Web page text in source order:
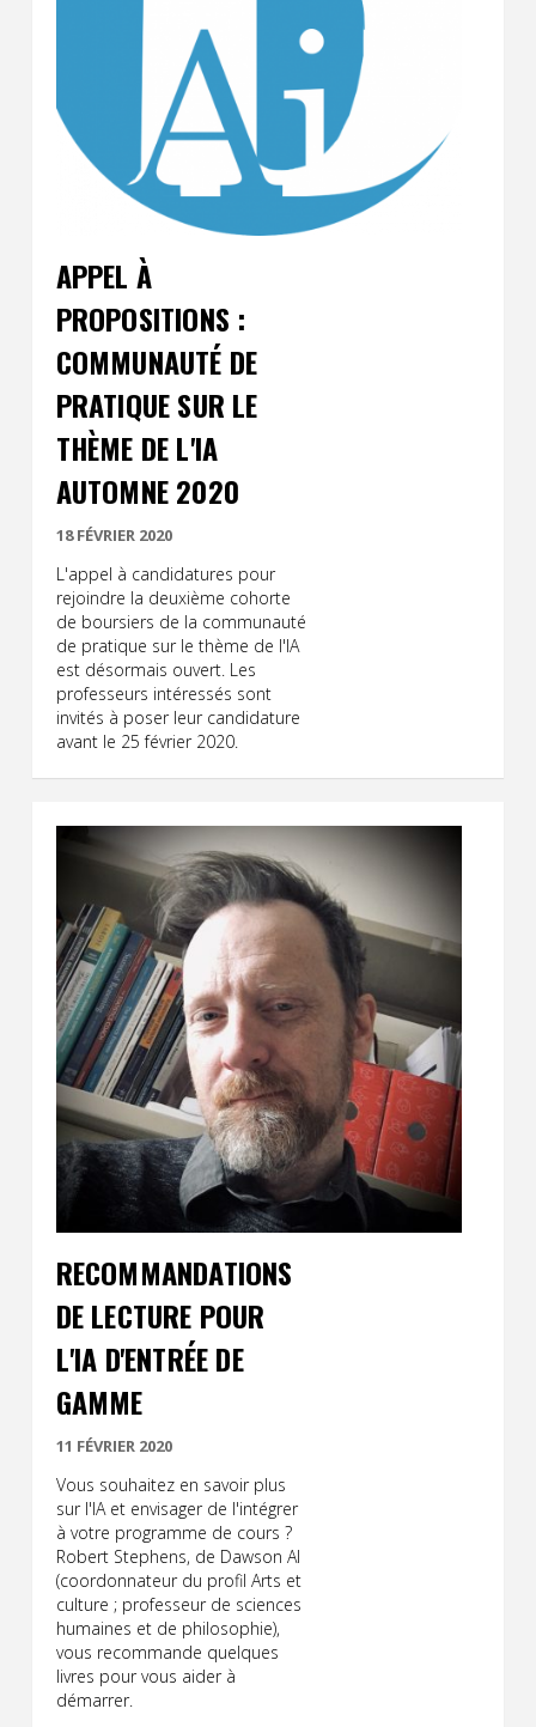
APPEL À
PROPOSITIONS :
COMMUNAUTÉ DE
PRATIQUE SUR LE
THÈME DE L'IA
AUTOMNE 2020
18 FÉVRIER 2020
L'appel à candidatures pour
rejoindre la deuxième cohorte
de boursiers de la communauté
de pratique sur le thème de l'IA
est désormais ouvert. Les
professeurs intéressés sont
invités à poser leur candidature
avant le 25 février 2020.
RECOMMANDATIONS
DE LECTURE POUR
L'IA D'ENTRÉE DE
GAMME
11 FÉVRIER 2020
Vous souhaitez en savoir plus
sur l'IA et envisager de l'intégrer
à votre programme de cours ?
Robert Stephens, de Dawson AI
(coordonnateur du profil Arts et
culture ; professeur de sciences
humaines et de philosophie),
vous recommande quelques
livres pour vous aider à
démarrer.